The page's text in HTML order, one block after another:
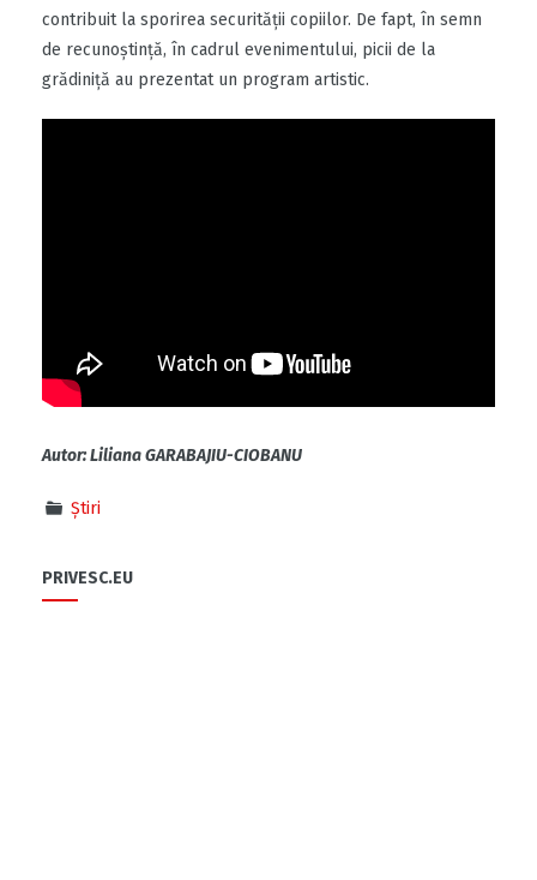
contribuit la sporirea securității copiilor. De fapt, în semn
de recunoștință, în cadrul evenimentului, picii de la
grădiniță au prezentat un program artistic.
Autor: Liliana GARABAJIU-CIOBANU
Știri
PRIVESC.EU